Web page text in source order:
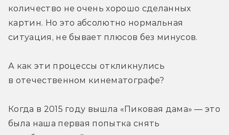
количество не очень хорошо сделанных
картин. Но это абсолютно нормальная
ситуация, не бывает плюсов без минусов.
А как эти процессы откликнулись
в отечественном кинематографе?
Когда в 2015 году вышла «Пиковая дама» — это
была наша первая попытка снять